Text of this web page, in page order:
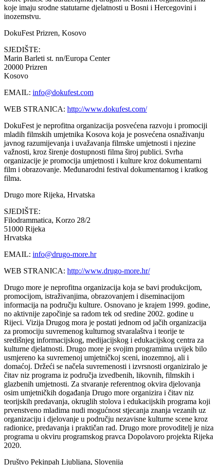
koje imaju srodne statutarne djelatnosti u Bosni i Hercegovini i
inozemstvu.
DokuFest Prizren, Kosovo
SJEDIŠTE:
Marin Barleti st. nn/Europa Center
20000 Prizren
Kosovo
EMAIL: info@dokufest.com
WEB STRANICA: http://www.dokufest.com/
DokuFest je neprofitna organizacija posvećena razvoju i promociji
mladih filmskih umjetnika Kosova koja je posvećena osnaživanju
javnog razumijevanja i uvažavanja filmske umjetnosti i njezine
važnosti, kroz širenje dostupnosti filma široj publici. Svrha
organizacije je promocija umjetnosti i kulture kroz dokumentarni
film i obrazovanje. Međunarodni festival dokumentarnog i kratkog
filma.
Drugo more Rijeka, Hrvatska
SJEDIŠTE:
Filodrammatica, Korzo 28/2
51000 Rijeka
Hrvatska
EMAIL: info@drugo-more.hr
WEB STRANICA: http://www.drugo-more.hr/
Drugo more je neprofitna organizacija koja se bavi produkcijom,
promocijom, istraživanjima, obrazovanjem i diseminacijom
informacija na području kulture. Osnovano je krajem 1999. godine,
no aktivnije započinje sa radom tek od sredine 2002. godine u
Rijeci. Vizija Drugog mora je postati jednom od jačih organizacija
za promociju suvremenog kulturnog stvaralaštva i teorije te
središnjeg informacijskog, medijacijskog i edukacijskog centra za
kulturne djelatnosti. Drugo more je svojim programima uvijek bilo
usmjereno ka suvremenoj umjetničkoj sceni, inozemnoj, ali i
domaćoj. Držeći se načela suvremenosti i izvrsnosti organiziralo je
čitav niz programa iz područja izvedbenih, likovnih, filmskih i
glazbenih umjetnosti. Za stvaranje referentnog okvira djelovanja
osim umjetničkih događanja Drugo more organizira i čitav niz
teorijskih predavanja, okruglih stolova i edukacijskih programa koji
prvenstveno mladima nudi mogućnost stjecanja znanja vezanih uz
organizaciju i djelovanje u području nezavisne kulturne scene kroz
radionice, predavanja i praktičan rad. Drugo more provoditelj je niza
programa u okviru programskog pravca Dopolavoro projekta Rijeka
2020.
Društvo Pekinpah Ljubljana, Slovenija